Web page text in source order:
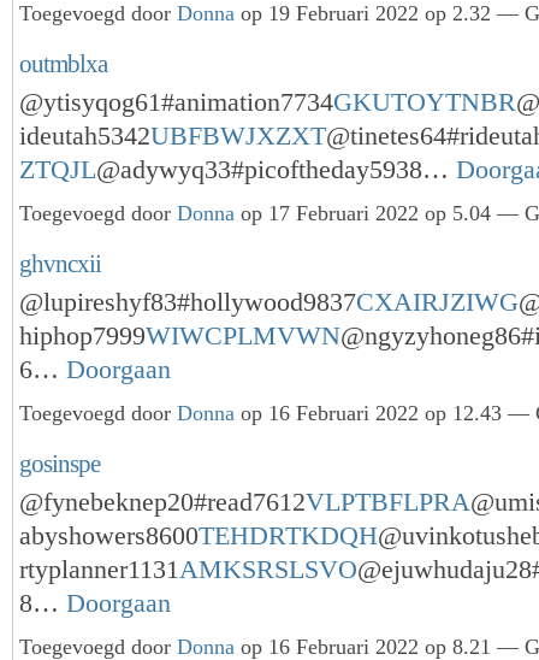
Toegevoegd door Donna op 19 Februari 2022 op 2.32 —
outmblxa
@ytisyqog61#animation7734GKUTOYTNBR
ideutah5342UBFBWJXZXT
ZTQJL@adywyq33#picoftheday5938…
Toegevoegd door Donna op 17 Februari 2022 op 5.04 —
ghvncxii
@lupireshyf83#hollywood9837CXAIRJZIWG
hiphop7999WIWCPLMVWN
6… Doorgaan
Toegevoegd door Donna op 16 Februari 2022 op 12.43 —
gosinspe
@fynebeknep20#read7612VLPTBFLPRA
abyshowers8600TEHDRTKDQH
rtyplanner1131AMKSRSLSVO
8… Doorgaan
Toegevoegd door Donna op 16 Februari 2022 op 8.21 —